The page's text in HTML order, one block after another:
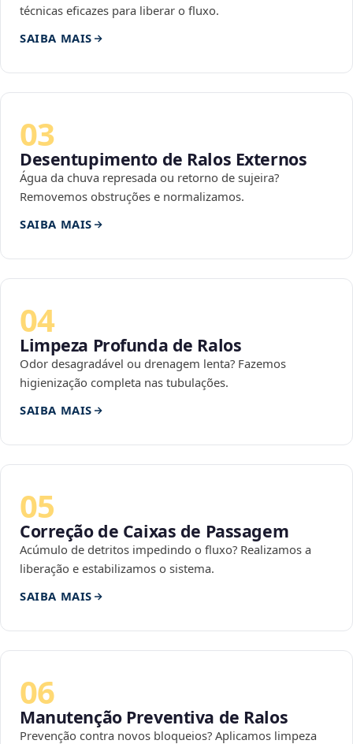
técnicas eficazes para liberar o fluxo.
SAIBA MAIS
03
Desentupimento de Ralos Externos
Água da chuva represada ou retorno de sujeira?
Removemos obstruções e normalizamos.
SAIBA MAIS
04
Limpeza Profunda de Ralos
Odor desagradável ou drenagem lenta? Fazemos
higienização completa nas tubulações.
SAIBA MAIS
05
Correção de Caixas de Passagem
Acúmulo de detritos impedindo o fluxo? Realizamos a
liberação e estabilizamos o sistema.
SAIBA MAIS
06
Manutenção Preventiva de Ralos
Prevenção contra novos bloqueios? Aplicamos limpeza